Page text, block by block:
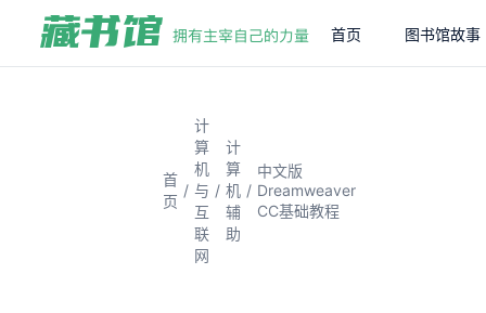
首页 图书馆故事
首
页
/
计
算
机
与
互
联
网
/
计
算
机
辅
助
/
中文版
Dreamweaver
CC基础教程